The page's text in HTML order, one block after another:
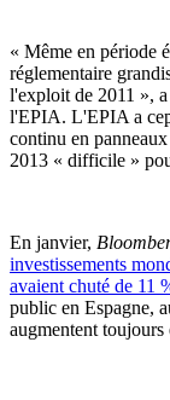
« Même en période
réglementaire
l'exploit de 2011 »,
l'EPIA. L'EPIA a
continu en
2013 « difficile »
En janvier,
investissements
avaient chuté de 11
public en Espagne,
augmentent toujours